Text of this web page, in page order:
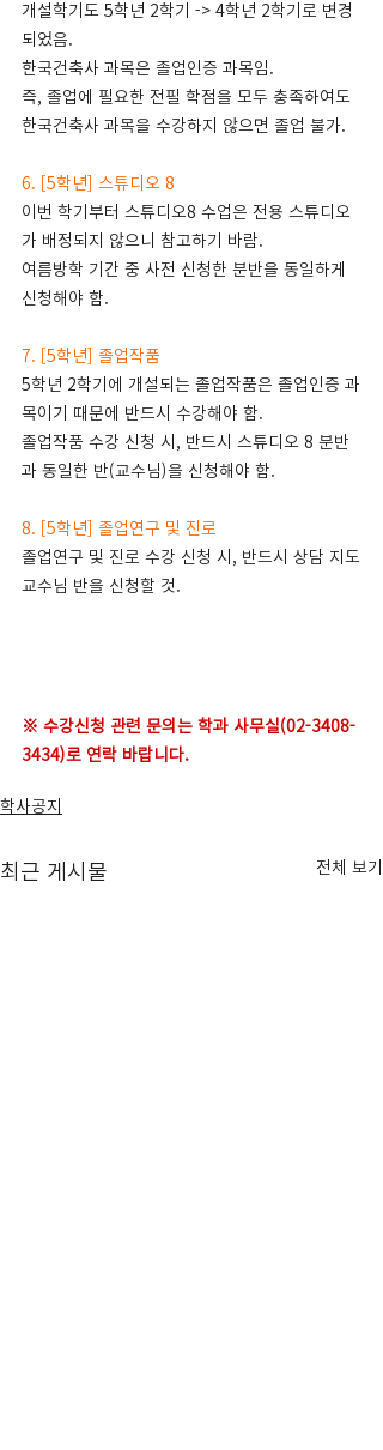
개설학기도 5학년 2학기 -> 4학년 2학기로 변경
되었음.
한국건축사 과목은 졸업인증 과목임.
즉, 졸업에 필요한 전필 학점을 모두 충족하여도
한국건축사 과목을 수강하지 않으면 졸업 불가.
6. [5학년] 스튜디오 8
이번 학기부터 스튜디오8 수업은 전용 스튜디오
가 배정되지 않으니 참고하기 바람.
여름방학 기간 중 사전 신청한 분반을 동일하게
신청해야 함.
7. [5학년] 졸업작품
5학년 2학기에 개설되는 졸업작품은 졸업인증 과
목이기 때문에 반드시 수강해야 함.
졸업작품 수강 신청 시, 반드시 스튜디오 8 분반
과 동일한 반(교수님)을 신청해야 함.
8. [5학년] 졸업연구 및 진로
졸업연구 및 진로 수강 신청 시, 반드시 상담 지도
교수님 반을 신청할 것.
※ 수강신청 관련 문의는 학과 사무실(02-3408-
3434)로 연락 바랍니다.
학사공지
최근 게시물 전체 보기